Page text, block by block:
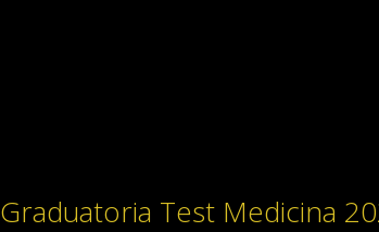
Graduatoria Test Medicina